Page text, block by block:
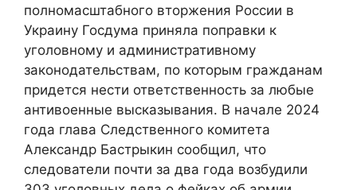
полномасштабного вторжения России в
Украину Госдума приняла поправки к
уголовному и административному
законодательствам, по которым гражданам
придется нести ответственность за любые
антивоенные высказывания. В начале 2024
года глава Следственного комитета
Александр Бастрыкин сообщил, что
следователи почти за два года возбудили